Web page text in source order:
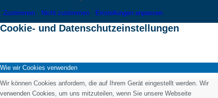
Zustimmen Nicht zustimmen Einstellungen anpassen
Cookie- und Datenschutzeinstellungen
Wie wir Cookies verwenden
Wir können Cookies anfordern, die auf Ihrem Gerät eingestellt werden. Wir
verwenden Cookies, um uns mitzuteilen, wenn Sie unsere Webseite